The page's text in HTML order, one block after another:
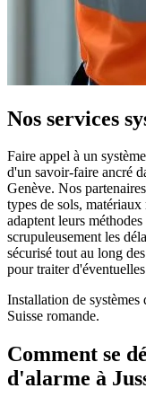
Nos services
Faire appel à un
d'un savoir-faire ancré
Genève. Nos
types de sols,
adaptent leurs
scrupuleusement les
sécurisé tout au long
pour traiter
Installation de
Suisse romande.
Comment se
d'alarme à